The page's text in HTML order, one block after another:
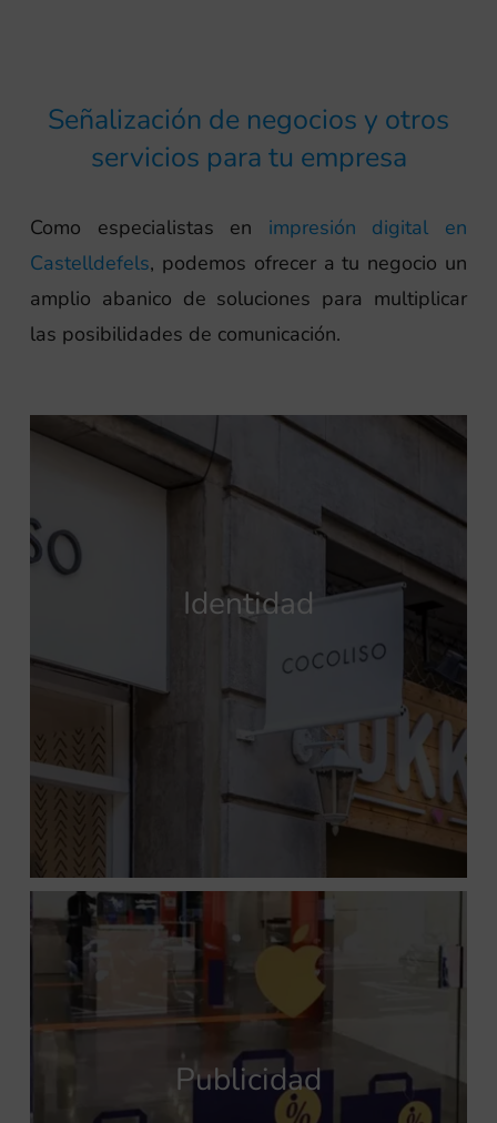
Señalización de negocios y otros
servicios para tu empresa
Como especialistas en impresión digital en
Castelldefels, podemos ofrecer a tu negocio un
amplio abanico de soluciones para multiplicar
las posibilidades de comunicación.
Identidad
Publicidad